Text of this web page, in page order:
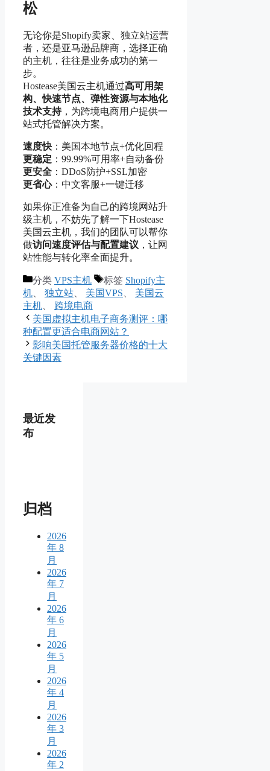
松
无论你是Shopify卖家、独立站运营
者，还是亚马逊品牌商，选择正确
的主机，往往是业务成功的第一
步。
Hostease美国云主机通过高可用架
构、快速节点、弹性资源与本地化
技术支持，为跨境电商用户提供一
站式托管解决方案。
速度快 ：美国本地节点+优化回程
更稳定 ：99.99%可用率+自动备份
更安全 ：DDoS防护+SSL加密
更省心：中文客服+一键迁移
如果你正准备为自己的跨境网站升
级主机，不妨先了解一下Hostease
美国云主机，我们的团队可以帮你
做访问速度评估与配置建议 ，让网
站性能与转化率全面提升。
分类 VPS主机 标签 Shopify主
机、 独立站、 美国VPS、 美国云
主机、 跨境电商
美国虚拟主机电子商务测评：哪
种配置更适合电商网站？
影响美国托管服务器价格的十大
关键因素
最近发
布
归档
2026
年 8
月
2026
年 7
月
2026
年 6
月
2026
年 5
月
2026
年 4
月
2026
年 3
月
2026
年 2